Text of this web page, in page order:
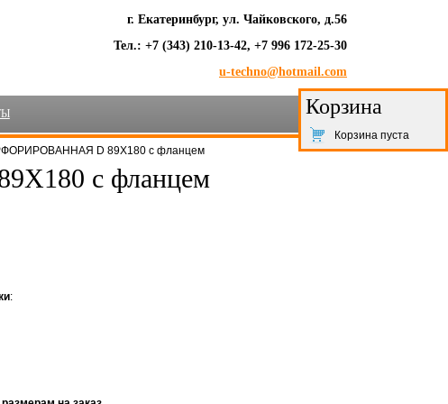
г. Екатеринбург, ул. Чайковского, д.56
Тел.: +7 (343) 210-13-42, +7 996 172-25-30
u-techno@hotmail.com
Корзина
Корзина пуста
D 89Х180 с фланцем
с фланцем
: